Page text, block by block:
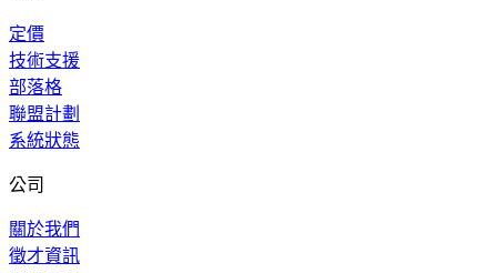
定價
技術支援
部落格
聯盟計劃
系統狀態
公司
關於我們
徵才資訊